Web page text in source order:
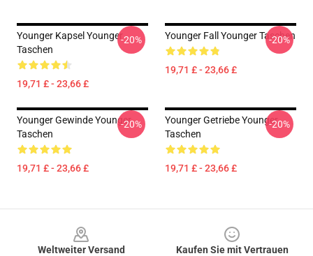
Younger Kapsel Younger
Taschen
19,71 £ - 23,66 £
-20% Younger Fall Younger Taschen
19,71 £ - 23,66 £
-20%
Younger Gewinde Younger
Taschen
19,71 £ - 23,66 £
-20%
Younger Getriebe Younger
Taschen
19,71 £ - 23,66 £
-20%
Weltweiter Versand
Kaufen Sie mit Vertrauen